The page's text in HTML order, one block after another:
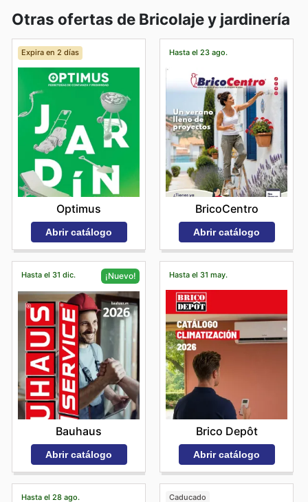
Otras ofertas de Bricolaje y jardinería
Expira en 2 días
Optimus
Abrir catálogo
Hasta el 23 ago.
BricoCentro
Abrir catálogo
Hasta el 31 dic. ¡Nuevo!
Bauhaus
Abrir catálogo
Hasta el 31 may.
Brico Depôt
Abrir catálogo
Hasta el 28 ago. Caducado